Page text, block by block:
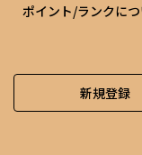
ポイント/ランクに
新規登録